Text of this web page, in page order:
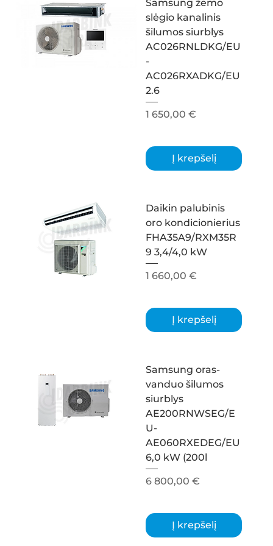
Samsung žemo
slėgio kanalinis
šilumos siurblys
AC026RNLDKG/EU
-
AC026RXADKG/EU
2.6
Kaina
1 650,00 €
Į krepšelį
Daikin palubinis
oro kondicionierius
FHA35A9/RXM35R
9 3,4/4,0 kW
Kaina
1 660,00 €
Į krepšelį
Samsung oras-
vanduo šilumos
siurblys
AE200RNWSEG/E
U-
AE060RXEDEG/EU
6,0 kW (200l
Kaina
6 800,00 €
Į krepšelį